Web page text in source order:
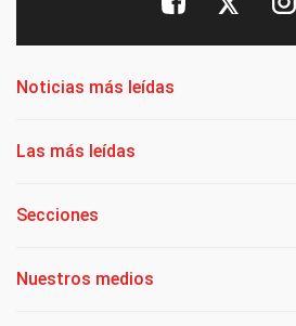
Noticias más leídas
Las más leídas
Secciones
Nuestros medios